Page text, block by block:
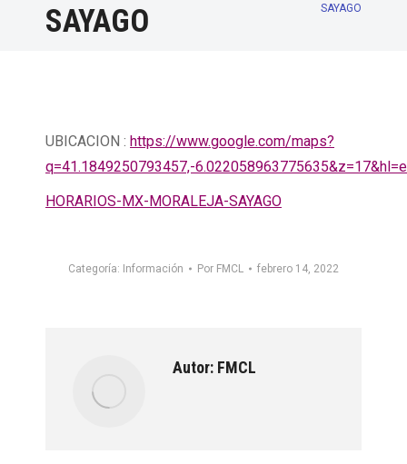
SAYAGO
SAYAGO
UBICACION : https://www.google.com/maps?
q=41.1849250793457,-
HORARIOS-MX-MORALEJA-SAYAGO
Categoría: Información Por FMCL febrero 14, 2022
Autor: FMCL